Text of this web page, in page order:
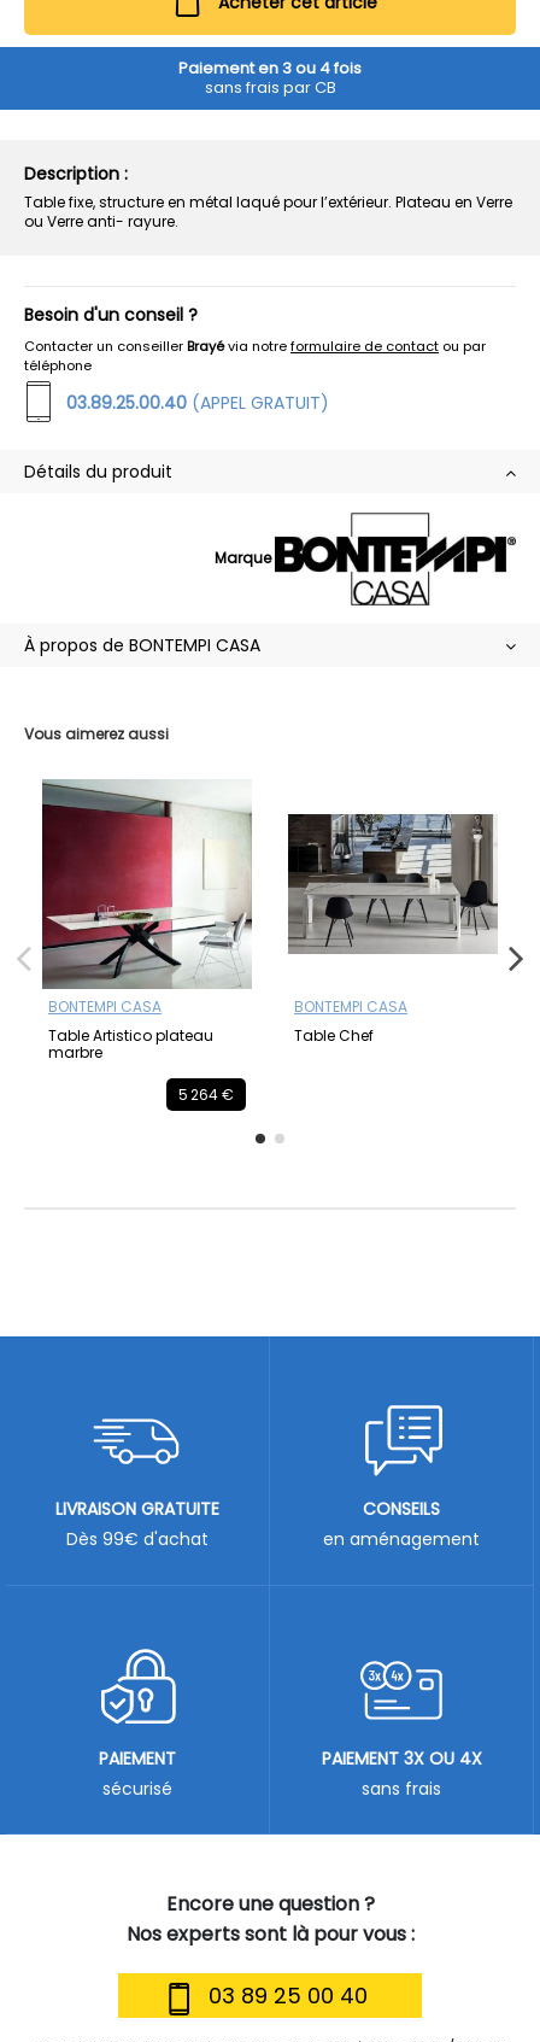
Paiement en 3 ou 4 fois
sans frais par CB
Description :
Table fixe, structure en métal laqué pour l’extérieur. Plateau en Verre
ou Verre anti- rayure.
Besoin d'un conseil ?
Contacter un conseillerBrayévia notreformulaire de contact ou par
téléphone
03.89.25.00.40 (APPEL GRATUIT)
Vous aimerez aussi
BONTEMPI CASA
Table Artistico plateau
marbre
5 264 €
BONTEMPI CASA
Table Chef
Détails du produit
Marque
À propos de BONTEMPI CASA
Encore une question ?
Nos experts sont là pour vous :
03 89 25 00 40
LIVRAISON GRATUITE
Dès 99€ d'achat
CONSEILS
en aménagement
PAIEMENT
sécurisé
PAIEMENT 3X OU 4X
sans frais